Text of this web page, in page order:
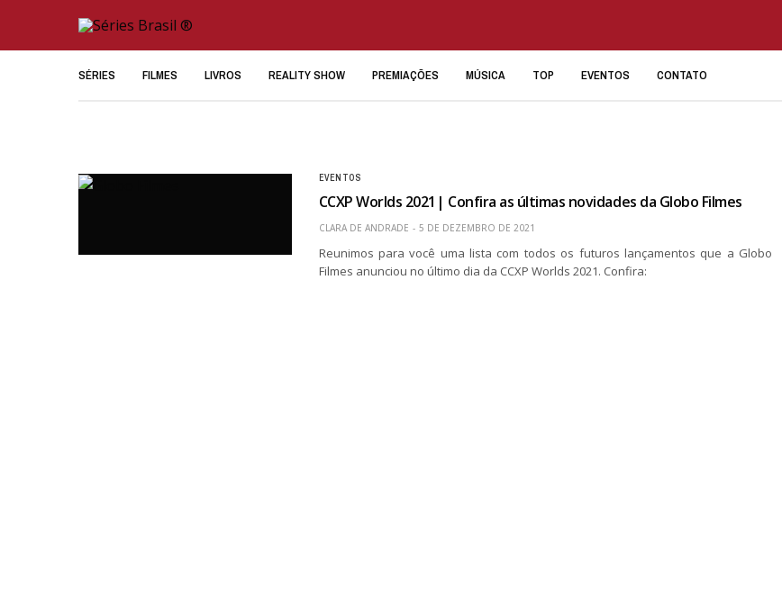
SÉRIES FILMES LIVROS REALITY SHOW PREMIAÇÕES MÚSICA TOP EVENTOS CONTATO
EVENTOS
CCXP Worlds 2021| Confira as últimas novidades da Globo Filmes
CLARA DE ANDRADE 5 DE DEZEMBRO DE 2021
Reunimos para você uma lista com todos os futuros lançamentos que a Globo
Filmes anunciou no último dia da CCXP Worlds 2021. Confira: